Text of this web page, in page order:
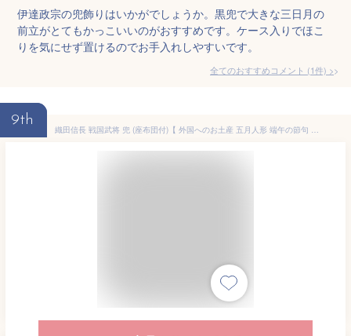
伊達政宗の兜飾りはいかがでしょうか。黒兜で大きな三日月の
前立がとてもかっこいいのがおすすめです。ケース入りでほこ
りを気にせず置けるのでお手入れしやすいです。
全てのおすすめコメント (1件) >
9th
織田信長 戦国武将 兜 (座布団付)【 外国へのお土産 五月人形 端午の節句 カブト 記念品】 日本製 日本の伝統工芸品 かぶと 立身出世